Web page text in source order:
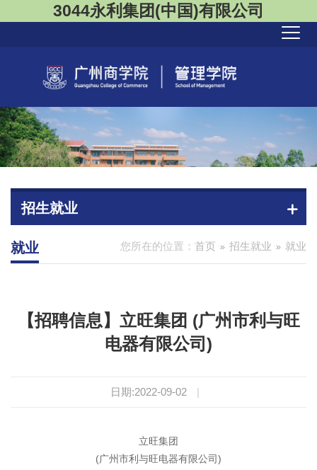
3044永利集团(中国)有限公司
招生就业
您所在的位置： 首页 招生就业 就业
就业
【招聘信息】立旺集团 (广州市利与旺
电器有限公司)
日期:2022-09-02 |
立旺集团
(广州市利与旺电器有限公司)